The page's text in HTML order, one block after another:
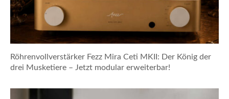
Röhrenvollverstärker Fezz Mira Ceti MKII: Der König der
drei Musketiere – Jetzt modular erweiterbar!